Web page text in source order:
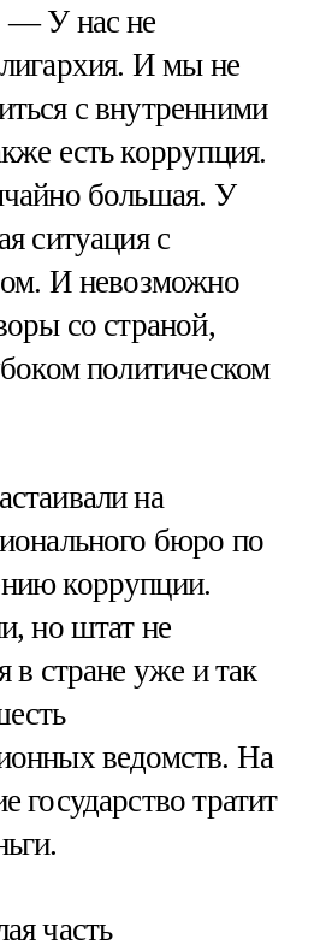
— У нас не
И мы не
с внутренними
есть коррупция.
большая. У
ситуация с
И невозможно
со страной,
политическом
на
бюро по
коррупции.
но штат не
в стране уже и так
ведомств. На
государство тратит
часть